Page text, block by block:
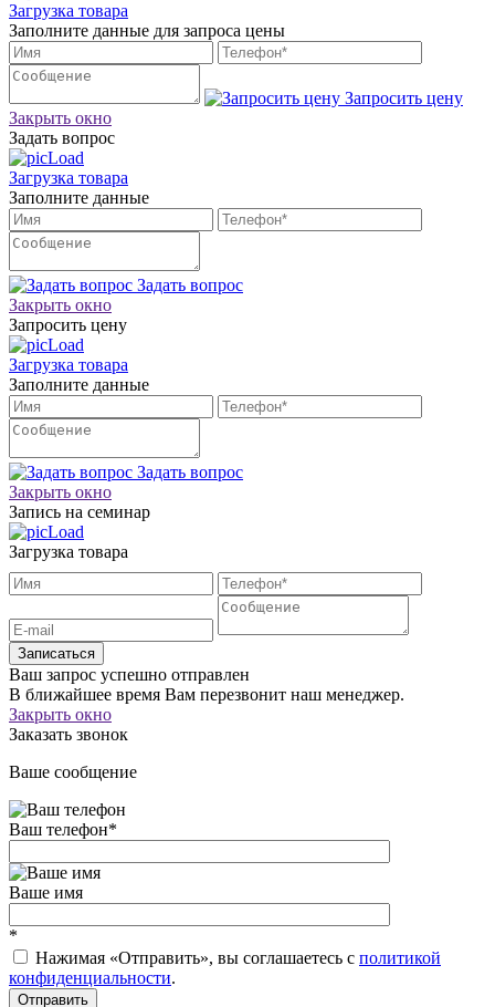
Загрузка товара
Заполните данные для запроса цены
Запросить цену
Закрыть окно
Задать вопрос
Загрузка товара
Заполните данные
Задать вопрос
Закрыть окно
Запросить цену
Загрузка товара
Заполните данные
Задать вопрос
Закрыть окно
Запись на семинар
Загрузка товара
Записаться
Ваш запрос успешно отправлен
В ближайшее время Вам перезвонит наш менеджер.
Закрыть окно
Заказать звонок
Ваше сообщение
Ваш телефон*
Ваше имя
*
Нажимая «Отправить», вы соглашаетесь c политикой
конфиденциальности.